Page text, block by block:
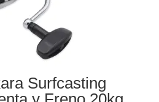
Surfcasting